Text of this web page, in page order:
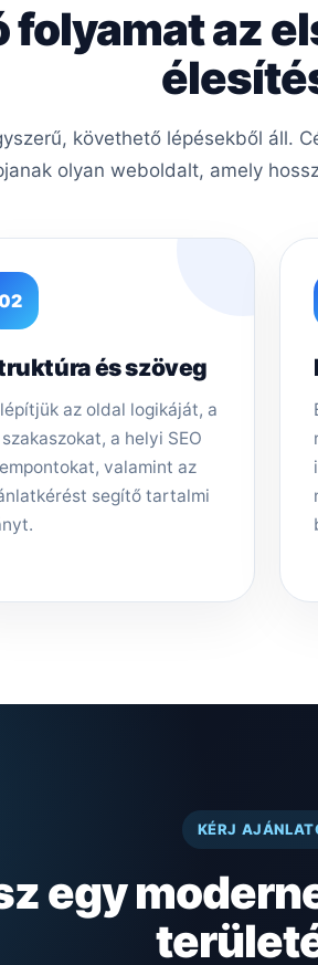
az
követhető lépésekből áll.
olyan weboldalt, amely
és szöveg
az oldal logikáját, a
a helyi SEO
valamint az
segítő tartalmi
KÉRJ
egy